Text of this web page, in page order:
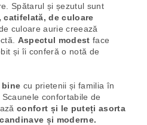
Spătarul și șezutul sunt
catifelată, de culoare
culoare aurie creează
Aspectul modest face
și îi conferă o notă de
bine cu prietenii și familia în
confortabile de
confort și le puteți asorta
și moderne.